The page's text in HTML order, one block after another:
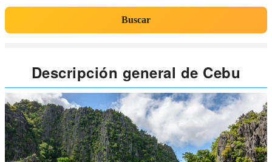
Buscar
Descripción general de Cebu